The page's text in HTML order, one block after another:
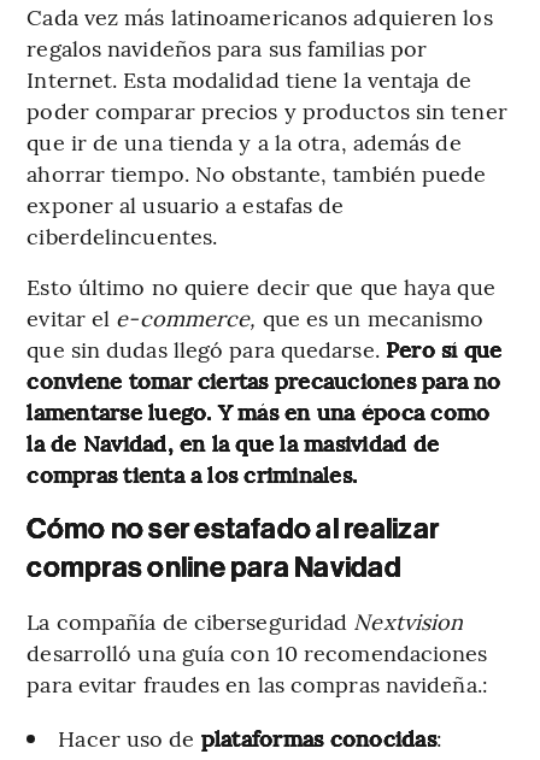
Cada vez más latinoamericanos adquieren los
regalos navideños para sus familias por
Internet. Esta modalidad tiene la ventaja de
poder comparar precios y productos sin tener
que ir de una tienda y a la otra, además de
ahorrar tiempo. No obstante, también puede
exponer al usuario a estafas de
ciberdelincuentes.
Esto último no quiere decir que que haya que
evitar el e-commerce, que es un mecanismo
que sin dudas llegó para quedarse. Pero sí que
conviene tomar ciertas precauciones para no
lamentarse luego. Y más en una época como
la de Navidad, en la que la masividad de
compras tienta a los criminales.
Cómo no ser estafado al realizar
compras online para Navidad
La compañía de ciberseguridad Nextvision
desarrolló una guía con 10 recomendaciones
para evitar fraudes en las compras navideña.:
Hacer uso de plataformas conocidas: